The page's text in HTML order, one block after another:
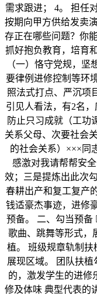
需求跟进； 4。 担任
按期向甲方供给发卖
存正在哪些问题？你
抓好抱负教育，培育
（一）恪守党规，
要律例进修控制等环
照法式打点、严沉项
引见人看法，有2名
防止只习成就（工功
关系父母、次要社会
的社会关系）×××同
感激对我请帮帮安
效；三是提炼出此次
春耕出产和复工复产
钱适豪杰事迹，进修
预备。 二、勾当预备
歌曲、跳舞等形式，
植。 班级规章轨制
展现区域。 团队扶
的，激发学生的进修
修及体味 典型代表的